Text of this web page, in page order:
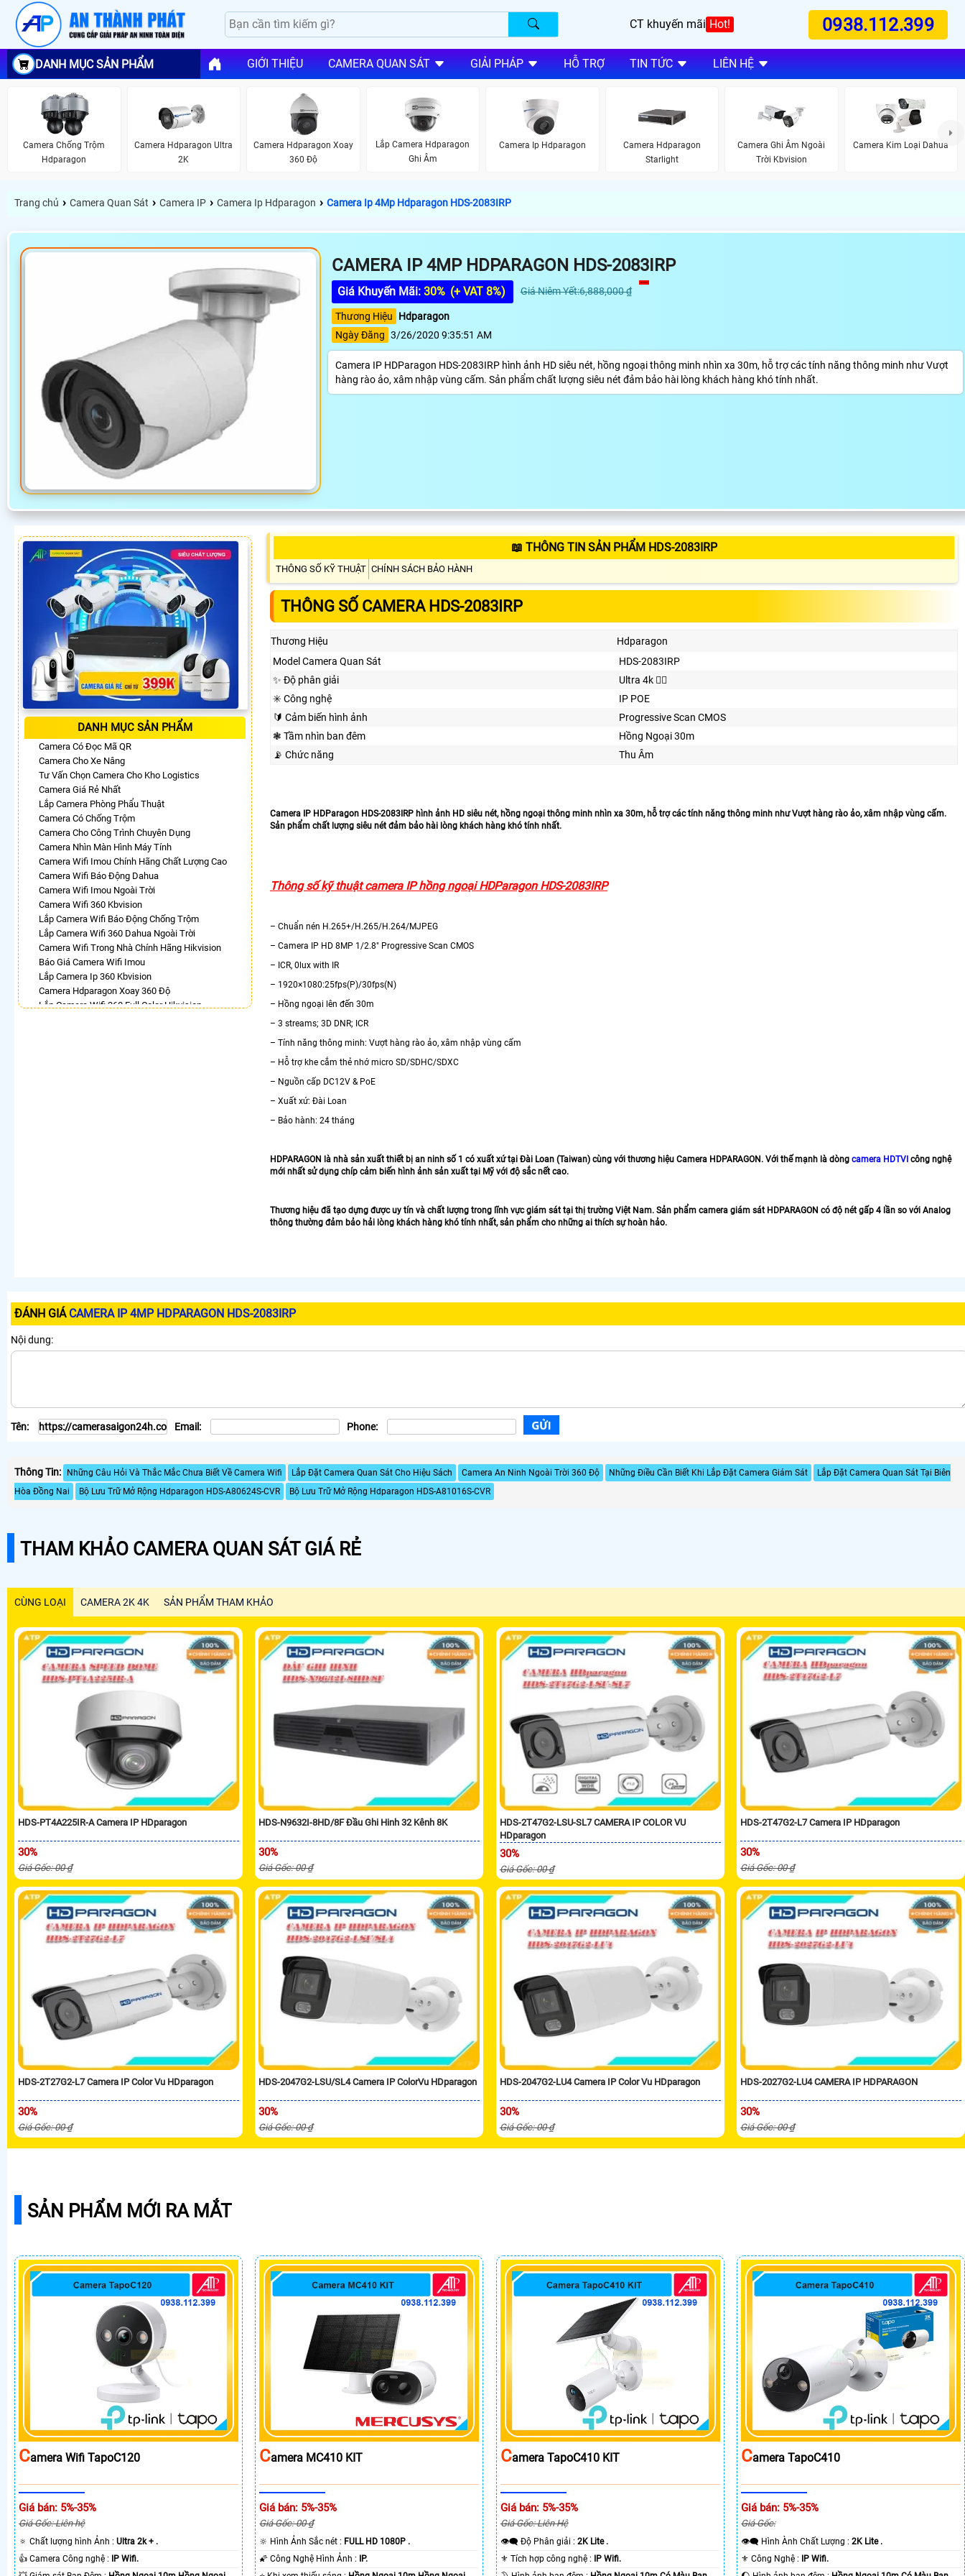
CT khuyến mãi Hot! 0938.112.399
DANH MỤC SẢN PHẨM GIỚI THIỆU CAMERA QUAN SÁT GIẢI PHÁP HỖ TRỢ TIN TỨC LIÊN HỆ
Camera Chống Trộm
Hdparagon
Camera Hdparagon Ultra
2K
Camera Hdparagon Xoay
360 Độ
Lắp Camera Hdparagon
Ghi Âm
Camera Ip Hdparagon
Camera Hdparagon
Starlight
Camera Ghi Âm Ngoài
Trời Kbvision
Camera Kim Loại Dahua
Trang chủ › Camera Quan Sát › Camera IP › Camera Ip Hdparagon › Camera Ip 4Mp Hdparagon HDS-2083IRP
CAMERA IP 4MP HDPARAGON HDS-2083IRP
Giá Khuyến Mãi: 30% (+ VAT 8%) Giá Niêm Yết:6,888,000 ₫
Thương Hiệu
Hdparagon
Ngày Đăng 3/26/2020 9:35:51 AM
Camera IP HDParagon HDS-2083IRP hình ảnh HD siêu nét, hồng ngoại thông minh nhìn xa 30m, hỗ trợ các tính năng thông minh như Vượt
hàng rào ảo, xâm nhập vùng cấm. Sản phẩm chất lượng siêu nét đảm bảo hài lòng khách hàng khó tính nhất.
DANH MỤC SẢN PHẨM
Camera Có Đọc Mã QR
Camera Cho Xe Nâng
Tư Vấn Chọn Camera Cho Kho Logistics
Camera Giá Rẻ Nhất
Lắp Camera Phòng Phẩu Thuật
Camera Có Chống Trộm
Camera Cho Công Trình Chuyên Dụng
Camera Nhìn Màn Hình Máy Tính
Camera Wifi Imou Chính Hãng Chất Lượng Cao
Camera Wifi Báo Động Dahua
Camera Wifi Imou Ngoài Trời
Camera Wifi 360 Kbvision
Lắp Camera Wifi Báo Động Chống Trộm
Lắp Camera Wifi 360 Dahua Ngoài Trời
Camera Wifi Trong Nhà Chính Hãng Hikvision
Báo Giá Camera Wifi Imou
Lắp Camera Ip 360 Kbvision
Camera Hdparagon Xoay 360 Độ
Lắp Camera Wifi 360 Full Color Hikvision
📖 THÔNG TIN SẢN PHẨM HDS-2083IRP
THÔNG SỐ KỸ THUẬT CHÍNH SÁCH BẢO HÀNH
THÔNG SỐ CAMERA HDS-2083IRP
Thương Hiệu
Hdparagon
Model Camera Quan Sát
HDS-2083IRP
✨ Độ phân giải
Ultra 4k 👍🏾
✳️ Công nghệ
IP POE
🔰 Cảm biến hình ảnh
Progressive Scan CMOS
❃ Tầm nhìn ban đêm
Hồng Ngoại 30m
📡 Chức năng
Thu Âm
Camera IP HDParagon HDS-2083IRP hình ảnh HD siêu nét, hồng ngoại thông minh nhìn xa 30m, hỗ trợ các tính năng thông minh như Vượt hàng rào ảo, xâm nhập vùng cấm.
Sản phẩm chất lượng siêu nét đảm bảo hài lòng khách hàng khó tính nhất.
Thông số kỹ thuật camera IP hồng ngoại HDParagon HDS-2083IRP
– Chuẩn nén H.265+/H.265/H.264/MJPEG
– Camera IP HD 8MP 1/2.8" Progressive Scan CMOS
– ICR, 0lux with IR
– 1920×1080:25fps(P)/30fps(N)
– Hồng ngoại lên đến 30m
– 3 streams; 3D DNR; ICR
– Tính năng thông minh: Vượt hàng rào ảo, xâm nhập vùng cấm
– Hỗ trợ khe cắm thẻ nhớ micro SD/SDHC/SDXC
– Nguồn cấp DC12V & PoE
– Xuất xứ: Đài Loan
– Bảo hành: 24 tháng
HDPARAGON là nhà sản xuất thiết bị an ninh số 1 có xuất xứ tại Đài Loan (Taiwan) cùng với thương hiệu Camera HDPARAGON. Với thế mạnh là dòng camera HDTVI công nghệ
mới nhất sử dụng chíp cảm biến hình ảnh sản xuất tại Mỹ với độ sắc nết cao.
​Thương hiệu đã tạo dựng được uy tín và chất lượng trong lĩnh vực giám sát tại thị trường Việt Nam. Sản phẩm camera giám sát HDPARAGON có độ nét gấp 4 lần so với Analog
thông thường đảm bảo hải lòng khách hàng khó tính nhất, sản phẩm cho những ai thích sự hoàn hảo.
ĐÁNH GIÁ CAMERA IP 4MP HDPARAGON HDS-2083IRP
Nội dung:
Tên: Email: Phone:
Thông Tin: Những Câu Hỏi Và Thắc Mắc Chưa Biết Về Camera Wifi Lắp Đặt Camera Quan Sát Cho Hiệu Sách Camera An Ninh Ngoài Trời 360 Độ Những Điều Cần Biết Khi Lắp Đặt Camera Giám Sát
Lắp Đặt Camera Quan Sát Tại Biên
Hòa Đồng Nai
Bộ Lưu Trữ Mở Rộng Hdparagon HDS-A80624S-CVR Bộ Lưu Trữ Mở Rộng Hdparagon HDS-A81016S-CVR
THAM KHẢO CAMERA QUAN SÁT GIÁ RẺ
CÙNG LOẠI CAMERA 2K 4K SẢN PHẨM THAM KHẢO
HDS-PT4A225IR-A Camera IP HDparagon
30%
Giá Gốc: 00 ₫
HDS-N9632I-8HD/8F Đầu Ghi Hinh 32 Kênh 8K
30%
Giá Gốc: 00 ₫
HDS-2T47G2-LSU-SL7 CAMERA IP COLOR VU
HDparagon
30%
Giá Gốc: 00 ₫
HDS-2T47G2-L7 Camera IP HDparagon
30%
Giá Gốc: 00 ₫
HDS-2T27G2-L7 Camera IP Color Vu HDparagon
30%
Giá Gốc: 00 ₫
HDS-2047G2-LSU/SL4 Camera IP ColorVu HDparagon
30%
Giá Gốc: 00 ₫
HDS-2047G2-LU4 Camera IP Color Vu HDparagon
30%
Giá Gốc: 00 ₫
HDS-2027G2-LU4 CAMERA IP HDPARAGON
30%
Giá Gốc: 00 ₫
SẢN PHẨM MỚI RA MẮT
CAmera Wifi TapoC120
Giá bán: 5%-35%
Giá Gốc: Liên hệ
🔅 Chất lượng hình Ảnh : Ultra 2k + .
👍 Camera Công nghệ :
IP Wifi.
CAmera MC410 KIT
Giá bán: 5%-35%
Giá Gốc: 00 ₫
🔆 Hình Ảnh Sắc nét : FULL HD 1080P .
🌠 Công Nghệ Hình Ảnh :
IP.
CAmera TapoC410 KIT
Giá bán: 5%-35%
Giá Gốc: Liên Hệ
👁️‍🗨 Độ Phân giải : 2K Lite .
⚜️ Tích hợp công nghệ :
IP Wifi.
CAmera TapoC410
Giá bán: 5%-35%
Giá Gốc:
👁️‍🗨 Hình Ành Chất Lượng :2K Lite .
⚜️ Công Nghệ :
IP Wifi.